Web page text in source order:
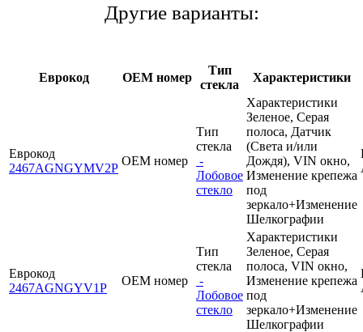
Другие варианты:
Еврокод OEM номер
Тип
стекла
Характеристики
Еврокод
2467AGNGYMV2P
OEM номер
Тип
стекла
-
Лобовое
стекло
Характеристики
Зеленое, Серая
полоса, Датчик
(Света и/или
Дождя), VIN окно,
Изменение крепежа
под
зеркало+Изменение
Шелкографии
Еврокод
2467AGNGYV1P
OEM номер
Тип
стекла
-
Лобовое
стекло
Характеристики
Зеленое, Серая
полоса, VIN окно,
Изменение крепежа
под
зеркало+Изменение
Шелкографии